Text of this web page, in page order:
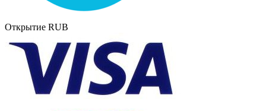
Открытие RUB